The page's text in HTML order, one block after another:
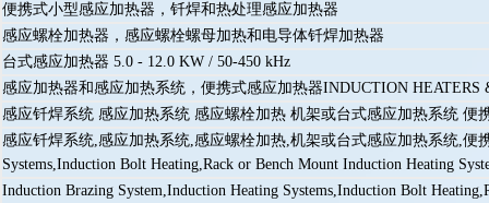
便携式小型感应加热器，钎焊和热处理感应加热器
感应螺栓加热器，感应螺栓螺母加热和电导体钎焊加热器
台式感应加热器 5.0 - 12.0 KW / 50-450 kHz
感应加热器和感应加热系统，便携式感应加热器INDUCTION HEATERS
感应钎焊系统 感应加热系统 感应螺栓加热 机架或台式感应加热系统
感应钎焊系统,感应加热系统,感应螺栓加热,机架或台式感应加热系统,便
Systems,Induction Bolt Heating,Rack or Bench Mount Induction Heating
Induction Brazing System,Induction Heating Systems,Induction Bolt